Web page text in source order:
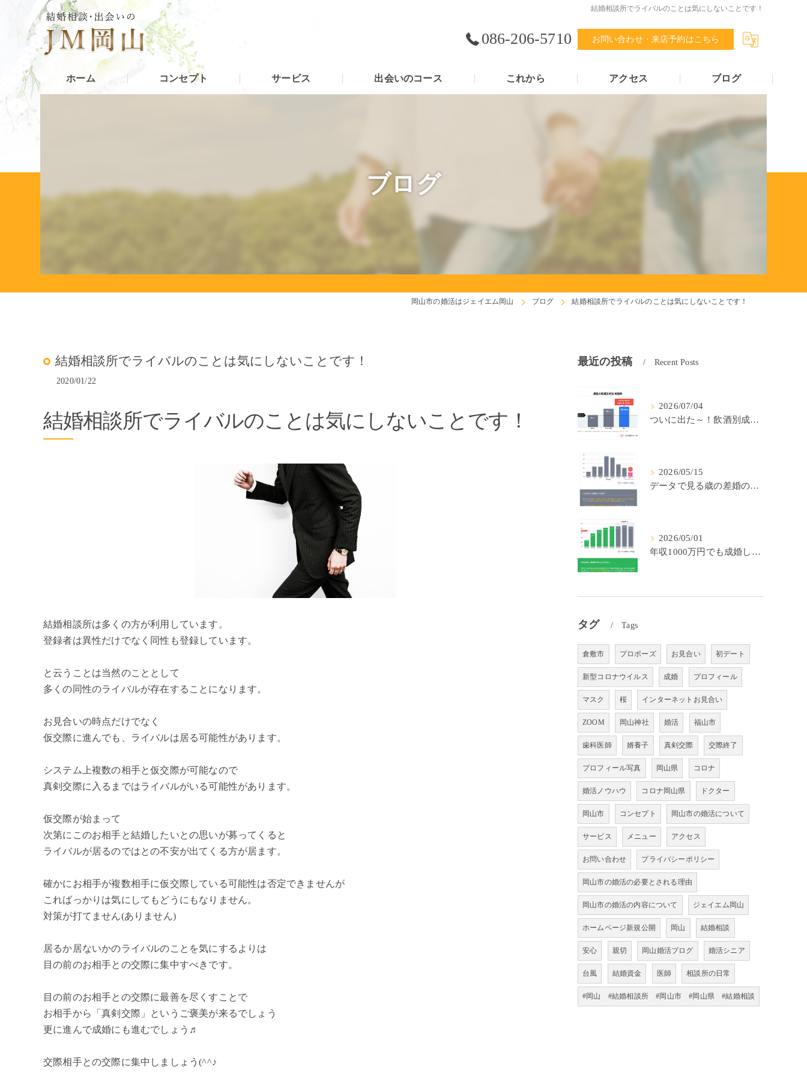
結婚相談所でライバルのことは気にしないことです！
086-206-5710 お問い合わせ・来店予約はこちら
ホーム コンセプト サービス 出会いのコース これから アクセス ブログ
ブログ
岡山市の婚活はジェイエム岡山 ブログ 結婚相談所でライバルのことは気にしないことです！
結婚相談所でライバルのことは気にしないことです！
2020/01/22
結婚相談所でライバルのことは気にしないことです！
結婚相談所は多くの方が利用しています。
登録者は異性だけでなく同性も登録しています。
と云うことは当然のこととして
多くの同性のライバルが存在することになります。
お見合いの時点だけでなく
仮交際に進んでも、ライバルは居る可能性があります。
システム上複数の相手と仮交際が可能なので
真剣交際に入るまではライバルがいる可能性があります。
仮交際が始まって
次第にこのお相手と結婚したいとの思いが募ってくると
ライバルが居るのではとの不安が出てくる方が居ます。
確かにお相手が複数相手に仮交際している可能性は否定できませんが
こればっかりは気にしてもどうにもなりません。
対策が打てません(ありません)
居るか居ないかのライバルのことを気にするよりは
目の前のお相手との交際に集中すべきです。
目の前のお相手との交際に最善を尽くすことで
お相手から「真剣交際」というご褒美が来るでしょう
更に進んで成婚にも進むでしょう♬
交際相手との交際に集中しましょう(^^♪
最近の投稿 Recent Posts
2026/07/04
ついに出た～！飲酒別成婚率(IBJ)！
2026/05/15
データで見る歳の差婚の確率の低さ。
2026/05/01
年収1000万円でも成婚しやすいとは限らない? 「年収帯別の成婚率」のリアル
タグ Tags
倉敷市 プロポーズ お見合い 初デート
新型コロナウイルス 成婚 プロフィール
マスク 桜 インターネットお見合い
ZOOM 岡山神社 婚活 福山市
歯科医師 婿養子 真剣交際 交際終了
プロフィール写真 岡山県 コロナ
婚活ノウハウ コロナ岡山県 ドクター
岡山市 コンセプト 岡山市の婚活について
サービス メニュー アクセス
お問い合わせ プライバシーポリシー
岡山市の婚活の必要とされる理由
岡山市の婚活の内容について ジェイエム岡山
ホームページ新規公開 岡山 結婚相談
安心 親切 岡山婚活ブログ 婚活シニア
台風 結婚資金 医師 相談所の日常
#岡山 #結婚相談所 #岡山市 #岡山県 #結婚相談